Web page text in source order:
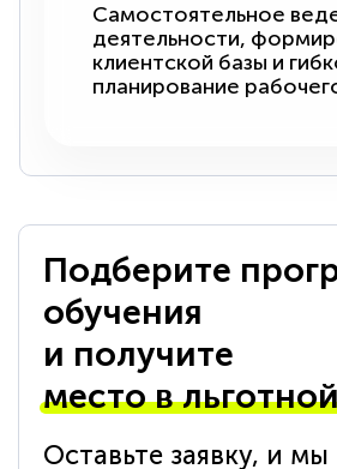
Самостоятельное
деятельности,
клиентской базы и
планирование
Подберите
обучения
и получите
место в
Оставьте заявку, и мы